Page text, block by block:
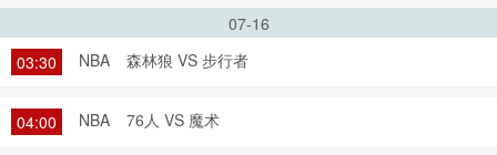
07-16
03:30
NBA 森林狼 VS 步行者
04:00 NBA 76人 VS 魔术